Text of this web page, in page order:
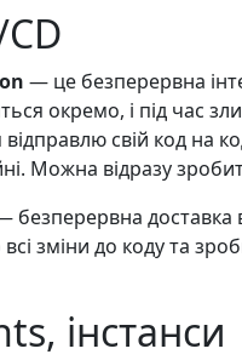
— це безперервна
окремо, і під час
свій код на
Можна відразу
безперервна доставка
зміни до коду та
інстанси